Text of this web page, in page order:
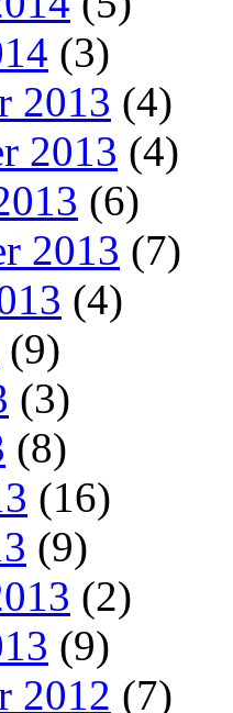
(3)
2013 (4)
2013 (4)
(6)
2013 (7)
(4)
(9)
(3)
(8)
(16)
(9)
(2)
(9)
2012 (7)